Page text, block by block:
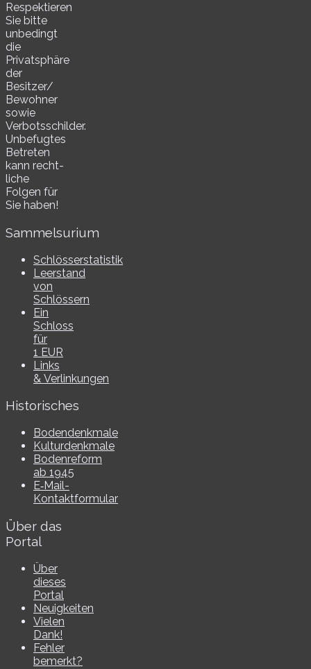
Respektieren
Sie bitte
unbe­dingt
die
Privatsphäre
der
Besitzer/​
Bewohner
sowie
Verbotsschilder.
Unbefugtes
Betreten
kann recht­
li­che
Folgen für
Sie haben!
Sammelsurium
Schlösserstatistik
Leerstand
von
Schlössern
Ein
Schloss
für
1 EUR
Links
& Verlinkungen
Historisches
Bodendenkmale
Kulturdenkmale
Bodenreform
ab 1945
E‑Mail-​​
Kontaktformular
Über das
Portal
Über
dieses
Portal
Neuigkeiten
Vielen
Dank!
Fehler
bemerkt?